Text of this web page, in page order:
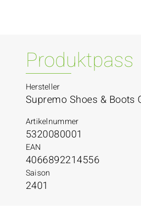
Produktpass
Hersteller
Supremo Shoes & Boots
Artikelnummer
5320080001
EAN
4066892214556
Saison
2401